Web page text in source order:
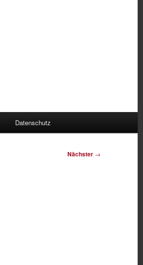
Datenschutz
Nächster →